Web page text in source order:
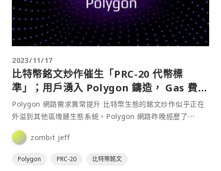
2023/11/17
比特幣銘文炒作催生「PRC-20 代幣標
準」；用戶湧入 Polygon 鑄造， Gas 費飆
破 7,000 Gwei
Polygon 網路需求異常提升 比特幣生態的銘文炒作似乎正在
外溢到其他區塊鏈生態系統。Polygon 網路昨晚經歷了⋯
zombit jeff
Polygon PRC-20 比特幣銘文